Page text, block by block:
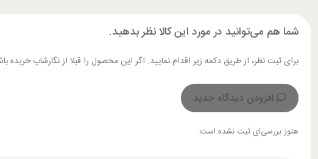
شما هم می‌توانید در مورد این کالا نظر بدهید.
برای ثبت نظر، از طریق دکمه زیر اقدام نمایید. اگر این محصول را قبلا از نگارشاپ
افزودن دیدگاه جدید
هنوز بررسی‌ای ثبت نشده است.